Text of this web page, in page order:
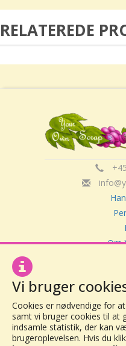
RELATEREDE
+45
Om
Your
Vor Frue
Vi bruger
Cookies er nødvendige for
samt vi bruger cookies til at
indsamle statistik, der kan
brugeroplevelsen. Hvis du